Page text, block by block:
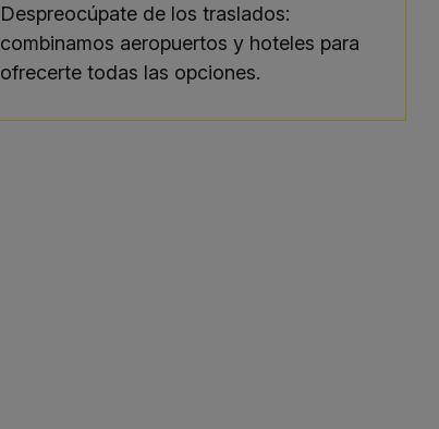
Despreocúpate de los traslados:
combinamos aeropuertos y hoteles para
ofrecerte todas las opciones.